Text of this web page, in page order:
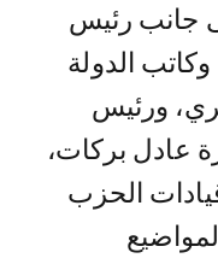
جانب رئيس
الدولة
ورئيس
عادل بركات،
الحزب